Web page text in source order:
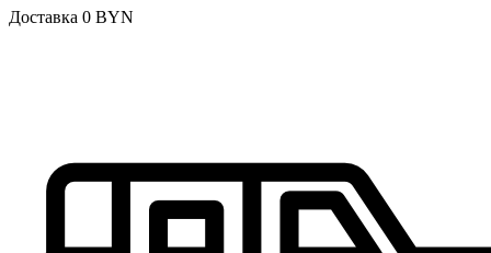
Доставка 0 BYN